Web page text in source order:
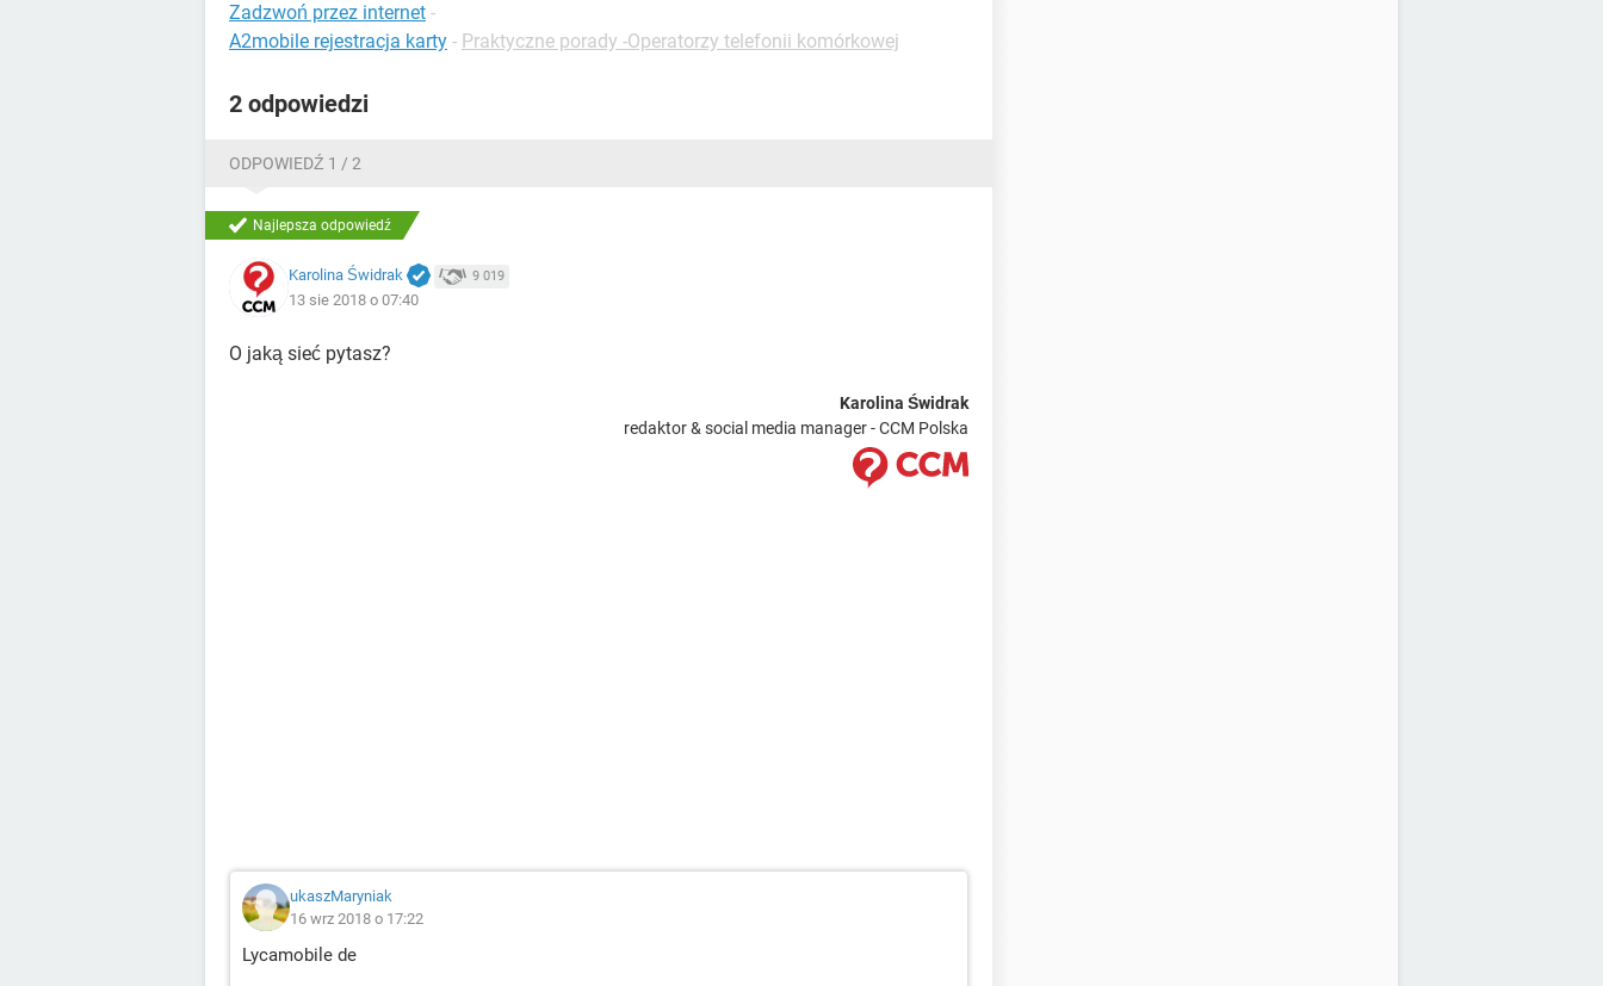
Zadzwoń przez internet -
A2mobile rejestracja karty - Praktyczne porady -Operatorzy telefonii komórkowej
2 odpowiedzi
ODPOWIEDŹ 1 / 2
Najlepsza odpowiedź
Karolina Świdrak 9 019
13 sie 2018 o 07:40
O jaką sieć pytasz?
Karolina Świdrak
redaktor & social media manager - CCM Polska
ukaszMaryniak
16 wrz 2018 o 17:22
Lycamobile de